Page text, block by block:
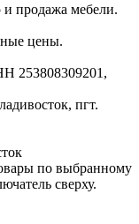
продажа мебели.
цены.
253808309201,
пгт.
по выбранному
сверху.